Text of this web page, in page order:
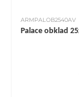
ARMPALOB2540AV
Palace obklad